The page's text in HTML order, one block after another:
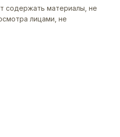
содержать материалы, не
лицами, не